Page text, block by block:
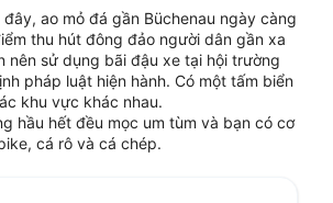
ao mỏ đá gần Büchenau ngày càng
thu hút đông đảo người dân gần xa
nên sử dụng bãi đậu xe tại hội trường
pháp luật hiện hành. Có một tấm biển
khu vực khác nhau.
hầu hết đều mọc um tùm và bạn có cơ
cá rô và cá chép.